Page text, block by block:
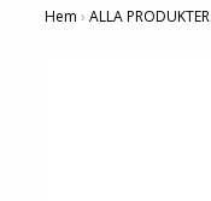
Hem › ALLA PRODUKTER